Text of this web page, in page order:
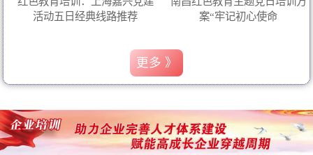
活动五日经典线路推荐
案“牢记初心使命
更多 》